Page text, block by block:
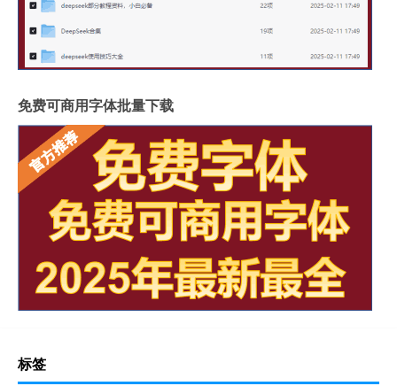
免费可商用字体批量下载
标签